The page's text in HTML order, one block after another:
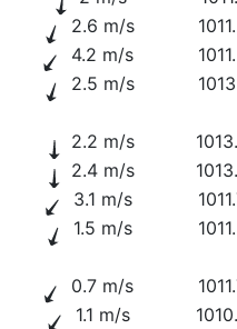
2.6 m/s
4.2 m/s
2.5 m/s
2.2 m/s
2.4 m/s
3.1 m/s
1.5 m/s
0.7 m/s
1.1 m/s